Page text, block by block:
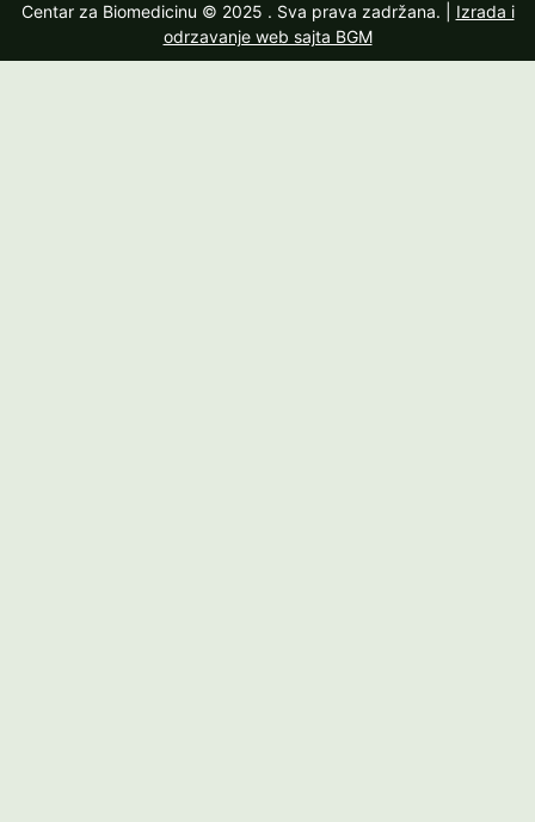
Centar za Biomedicinu © 2025 . Sva prava zadržana. | Izrada i
odrzavanje web sajta BGM